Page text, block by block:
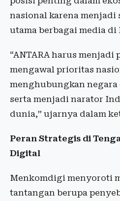
nasional karena menjadi
utama berbagai media di
“ANTARA harus menjadi
mengawal prioritas
menghubungkan
serta menjadi narator
dunia,” ujarnya dalam
Peran Strategis di
Digital
Menkomdigi menyoroti
tantangan berupa